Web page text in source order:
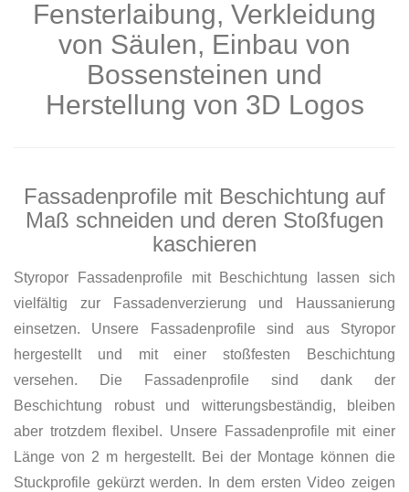
Fensterlaibung, Verkleidung
von Säulen, Einbau von
Bossensteinen und
Herstellung von 3D Logos
Fassadenprofile mit Beschichtung auf
Maß schneiden und deren Stoßfugen
kaschieren
Styropor Fassadenprofile mit Beschichtung lassen sich
vielfältig zur Fassadenverzierung und Haussanierung
einsetzen. Unsere Fassadenprofile sind aus Styropor
hergestellt und mit einer stoßfesten Beschichtung
versehen. Die Fassadenprofile sind dank der
Beschichtung robust und witterungsbeständig, bleiben
aber trotzdem flexibel. Unsere Fassadenprofile mit einer
Länge von 2 m hergestellt. Bei der Montage können die
Stuckprofile gekürzt werden. In dem ersten Video zeigen